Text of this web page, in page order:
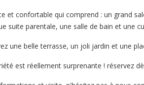
et confortable qui comprend : un grand
suite parentale, une salle de bain et une
une belle terrasse, un joli jardin et une
est réellement surprenante ! réservez